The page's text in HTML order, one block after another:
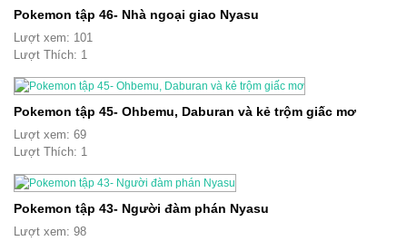
Pokemon tập 46- Nhà ngoại giao Nyasu
Lượt xem: 101
Lượt Thích: 1
Pokemon tập 45- Ohbemu, Daburan và kẻ trộm giấc mơ
Lượt xem: 69
Lượt Thích: 1
Pokemon tập 43- Người đàm phán Nyasu
Lượt xem: 98